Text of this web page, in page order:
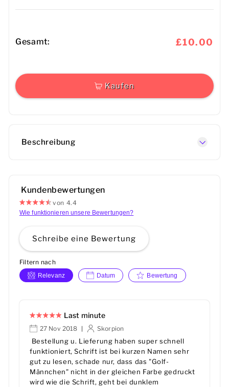
Gesamt: £10.00
Kaufen
Beschreibung
Kundenbewertungen
von 4.4
Wie funktionieren unsere Bewertungen?
Schreibe eine Bewertung
Filtern nach
Relevanz Datum Bewertung
Last minute
27 Nov 2018 | Skorpion
Bestellung u. Lieferung haben super schnell
funktioniert, Schrift ist bei kurzen Namen sehr
gut zu lesen, schade nur, dass das "Golf-
Männchen" nicht in der gleichen Farbe gedruckt
wird wie die Schrift, geht bei dunklem